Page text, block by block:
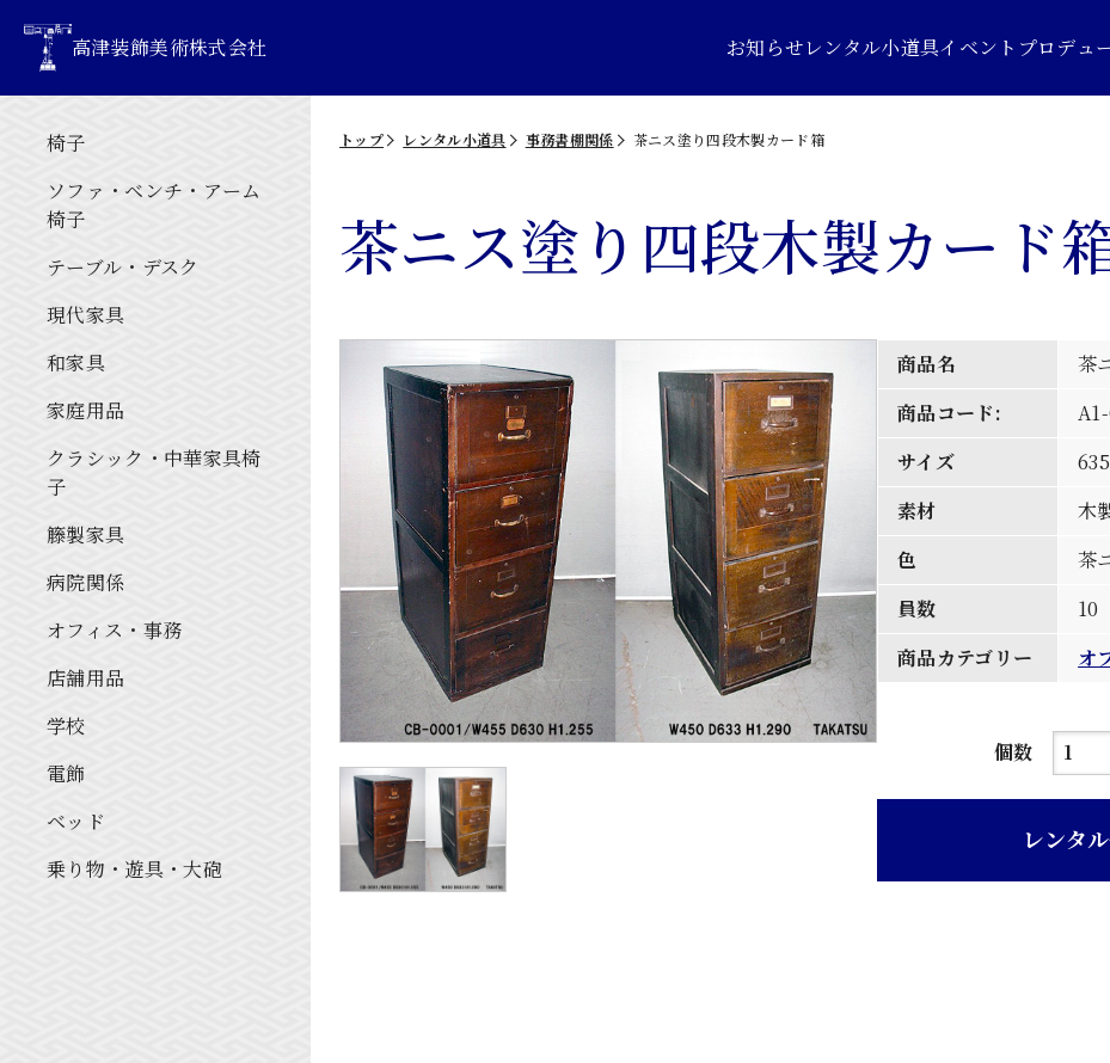
高津装飾美術株式会社 お知らせレンタル小道具イベントプロデュ
椅子
ソファ・ベンチ・アーム
椅子
テーブル・デスク
現代家具
和家具
家庭用品
クラシック・中華家具椅
子
籐製家具
病院関係
オフィス・事務
店舗用品
学校
電飾
ベッド
乗り物・遊具・大砲
トップ レンタル小道具 事務書棚関係 茶ニス塗り四段木製カード箱
茶ニス塗り四段木製カード
商品名
茶
商品コード:
サイズ
素材
木
色
茶
員数
10
商品カテゴリー
オ
個数
茶
レンタ